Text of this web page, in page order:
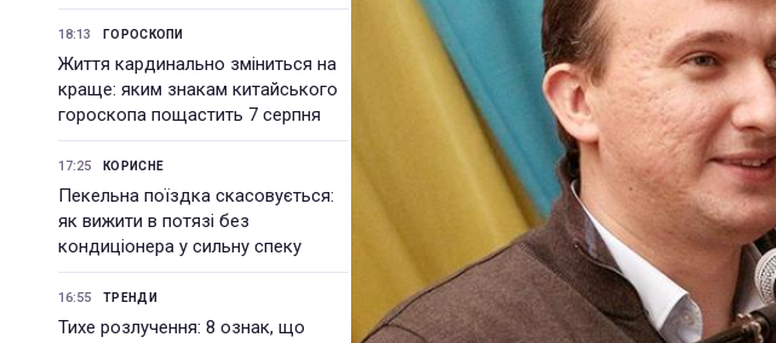
18:13 ГОРОСКОПИ
Життя кардинально зміниться на
краще: яким знакам китайського
гороскопа пощастить 7 серпня
17:25 КОРИСНЕ
Пекельна поїздка скасовується:
як вижити в потязі без
кондиціонера у сильну спеку
16:55 ТРЕНДИ
Тихе розлучення: 8 ознак, що